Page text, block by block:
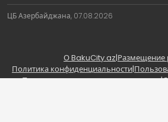
ЦБ Азербайджана, 07.08.2026
О BakuCity.az|Размещение
Политика конфиденциальности|
Правила использования материалов|